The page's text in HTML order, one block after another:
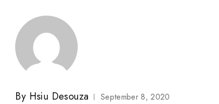
By Hsiu Desouza
September 8, 2020